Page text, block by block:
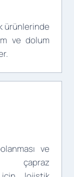
ürünlerinde
ve dolum
ve
çapraz